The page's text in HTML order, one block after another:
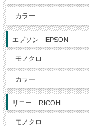
カラー
エプソン EPSON
モノクロ
カラー
リコー RICOH
モノクロ